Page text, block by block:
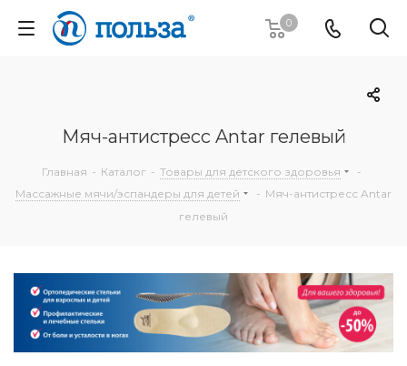
0
Мяч-антистресс Antar гелевый
Главная - Каталог - Товары для детского здоровья
-
Массажные мячи/эспандеры для детей
- Мяч-антистресс Antar
гелевый